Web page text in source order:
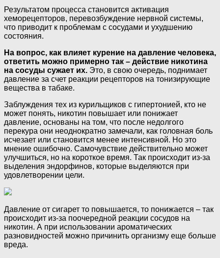
Результатом процесса становится активация
хеморецепторов, перевозбуждение нервной системы,
что приводит к проблемам с сосудами и ухудшению
состояния.
На вопрос, как влияет курение на давление человека,
ответить можно примерно так – действие никотина
на сосуды сужает их. Это, в свою очередь, поднимает
давление за счет реакции рецепторов на тонизирующие
вещества в табаке.
Заблуждения тех из курильщиков с гипертонией, кто не
может понять, никотин повышает или понижает
давление, основаны на том, что после недолгого
перекура они неоднократно замечали, как головная боль
исчезает или становится менее интенсивной. Но это
мнение ошибочно. Самочувствие действительно может
улучшиться, но на короткое время. Так происходит из-за
выделения эндорфинов, которые выделяются при
удовлетворении цели.
Давление от сигарет то повышается, то понижается – так
происходит из-за поочередной реакции сосудов на
никотин. А при использовании ароматических
разновидностей можно причинить организму еще больше
вреда.